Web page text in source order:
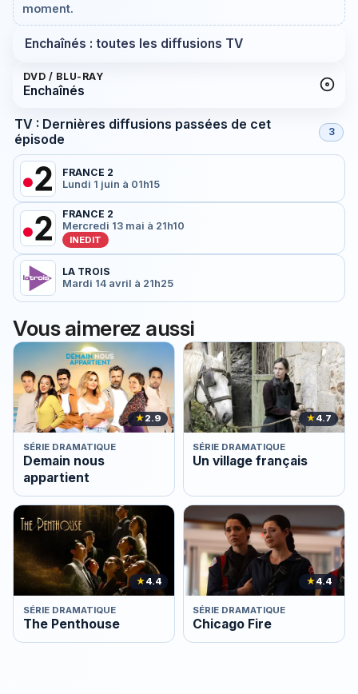
moment.
Enchaînés : toutes les diffusions TV
DVD / BLU-RAY
Enchaînés
TV : Dernières diffusions passées de cet
épisode
3
FRANCE 2
Lundi 1 juin à 01h15
FRANCE 2
Mercredi 13 mai à 21h10
INEDIT
LA TROIS
Mardi 14 avril à 21h25
Vous aimerez aussi
★2.9
SÉRIE DRAMATIQUE
Demain nous
appartient
★4.7
SÉRIE DRAMATIQUE
Un village français
★4.4
SÉRIE DRAMATIQUE
The Penthouse
★4.4
SÉRIE DRAMATIQUE
Chicago Fire